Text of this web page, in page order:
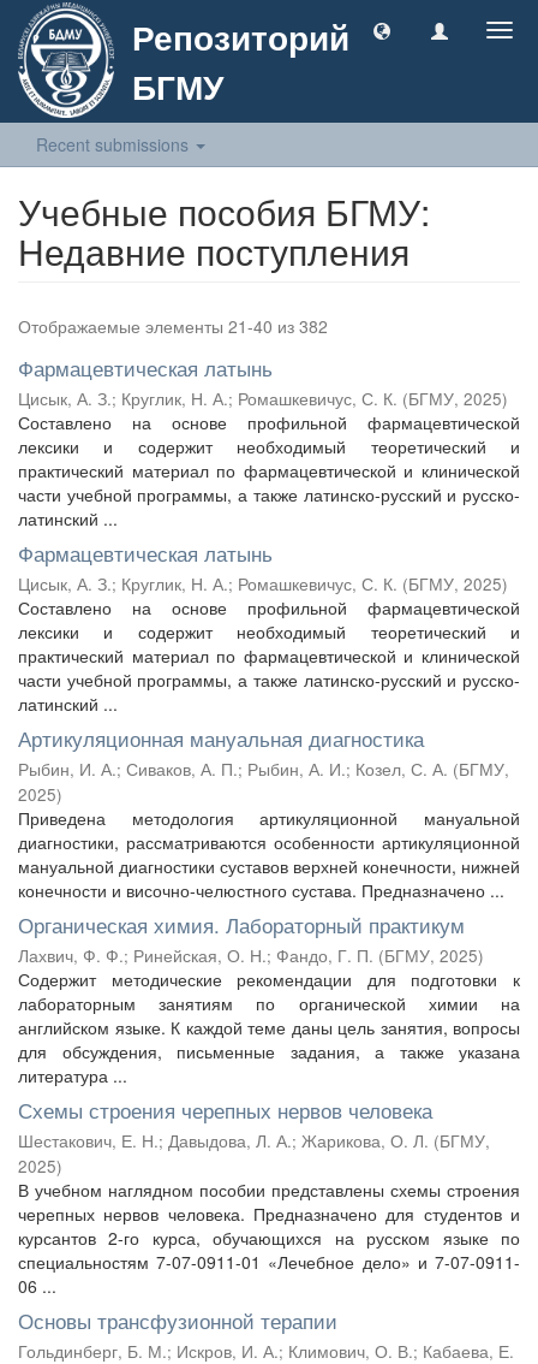
Репозиторий
БГМУ
Recent submissions
Учебные пособия БГМУ:
Недавние поступления
Отображаемые элементы 21-40 из 382
Фармацевтическая латынь
Цисык, А. З.; Круглик, Н. А.; Ромашкевичус, С. К. (БГМУ, 2025)
Составлено на основе профильной фармацевтической
лексики и содержит необходимый теоретический и
практический материал по фармацевтической и клинической
части учебной программы, а также латинско-русский и русско-
латинский ...
Фармацевтическая латынь
Цисык, А. З.; Круглик, Н. А.; Ромашкевичус, С. К. (БГМУ, 2025)
Составлено на основе профильной фармацевтической
лексики и содержит необходимый теоретический и
практический материал по фармацевтической и клинической
части учебной программы, а также латинско-русский и русско-
латинский ...
Артикуляционная мануальная диагностика
Рыбин, И. А.; Сиваков, А. П.; Рыбин, А. И.; Козел, С. А. (БГМУ,
2025)
Приведена методология артикуляционной мануальной
диагностики, рассматриваются особенности артикуляционной
мануальной диагностики суставов верхней конечности, нижней
конечности и височно-челюстного сустава. Предназначено ...
Органическая химия. Лабораторный практикум
Лахвич, Ф. Ф.; Ринейская, О. Н.; Фандо, Г. П. (БГМУ, 2025)
Содержит методические рекомендации для подготовки к
лабораторным занятиям по органической химии на
английском языке. К каждой теме даны цель занятия, вопросы
для обсуждения, письменные задания, а также указана
литература ...
Схемы строения черепных нервов человека
Шестакович, Е. Н.; Давыдова, Л. А.; Жарикова, О. Л. (БГМУ,
2025)
В учебном наглядном пособии представлены схемы строения
черепных нервов человека. Предназначено для студентов и
курсантов 2-го курса, обучающихся на русском языке по
специальностям 7-07-0911-01 «Лечебное дело» и 7-07-0911-
06 ...
Основы трансфузионной терапии
Гольдинберг, Б. М.; Искров, И. А.; Климович, О. В.; Кабаева, Е.